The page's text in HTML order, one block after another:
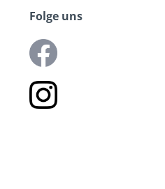
Folge uns